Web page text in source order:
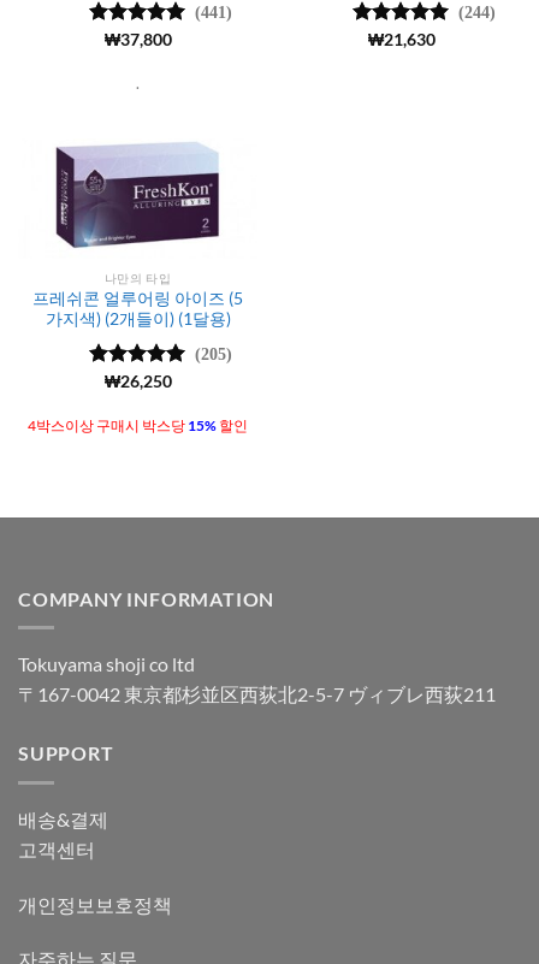
5 중에서
(441)
₩37,800
.
5 중에서
(244)
₩21,630
나만의 타입
프레쉬콘 얼루어링 아이즈 (5
가지색) (2개들이) (1달용)
5 중에서
가됨
(205)
₩26,250
4박스이상 구매시 박스당 15% 할인
COMPANY INFORMATION
Tokuyama shoji co ltd
〒167-0042 東京都杉並区西荻北2-5-7 ヴィブレ西荻211
SUPPORT
배송&결제
고객센터
개인정보보호정책
자주하는 질문